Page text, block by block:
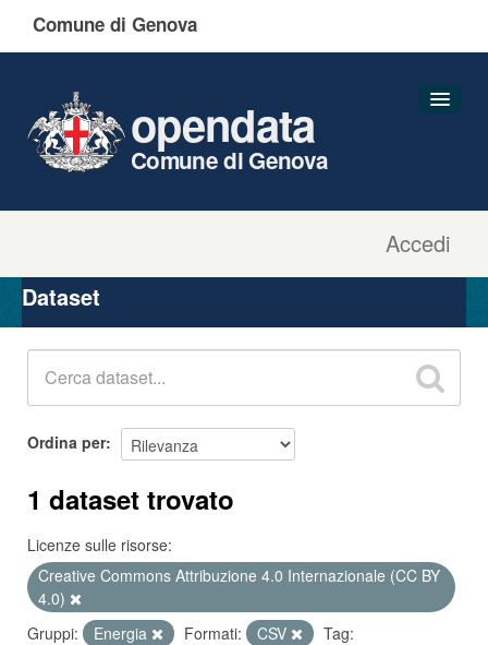
Comune di Genova
Accedi
opendata
Comune di Genova
Organizzazioni
Gruppi
Dataset
Ordina per
1 dataset trovato
Licenze sulle risorse:
Creative Commons Attribuzione 4.0 Internazionale (CC BY
4.0)
Gruppi:
Energia Formati: CSV
Tag: